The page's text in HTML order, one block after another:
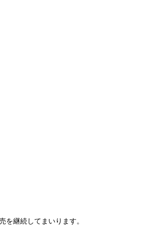
継続してまいります。